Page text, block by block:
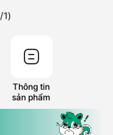
/1)
Thông tin
sản phẩm